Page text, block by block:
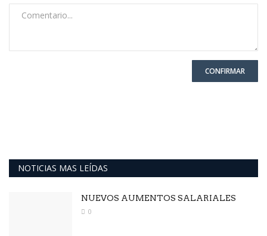
CONFIRMAR
NOTICIAS MAS LEÍDAS
NUEVOS AUMENTOS SALARIALES
0